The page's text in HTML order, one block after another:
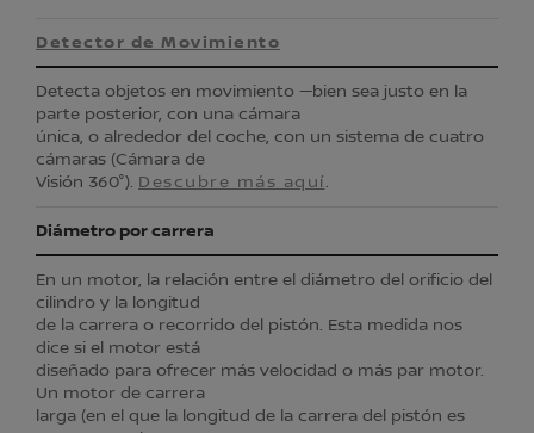
Detector de Movimiento
Detecta objetos en movimiento —bien sea justo en la
parte posterior, con una cámara
única, o alrededor del coche, con un sistema de cuatro
cámaras (Cámara de
Visión 360°). Descubre más aquí.
Diámetro por carrera
En un motor, la relación entre el diámetro del orificio del
cilindro y la longitud
de la carrera o recorrido del pistón. Esta medida nos
dice si el motor está
diseñado para ofrecer más velocidad o más par motor.
Un motor de carrera
larga (en el que la longitud de la carrera del pistón es